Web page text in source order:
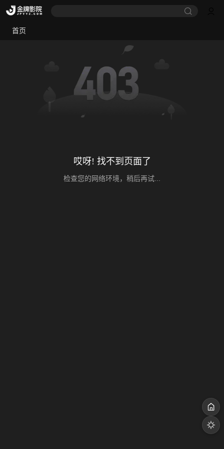
首页
哎呀! 找不到页面了
检查您的网络环境，稍后再试...